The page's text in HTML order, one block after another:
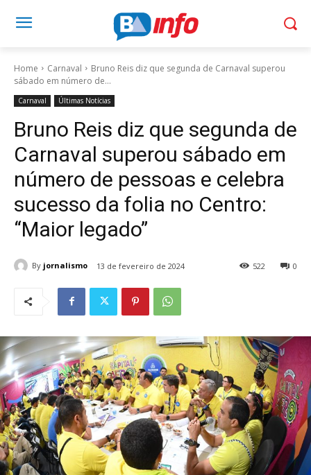
Home Carnaval
Bruno Reis diz que segunda de Carnaval superou
sábado em número de...
Carnaval Últimas Notícias
Bruno Reis diz que segunda de
Carnaval superou sábado em
número de pessoas e celebra
sucesso da folia no Centro:
“Maior legado”
By jornalismo 13 de fevereiro de 2024 0
522